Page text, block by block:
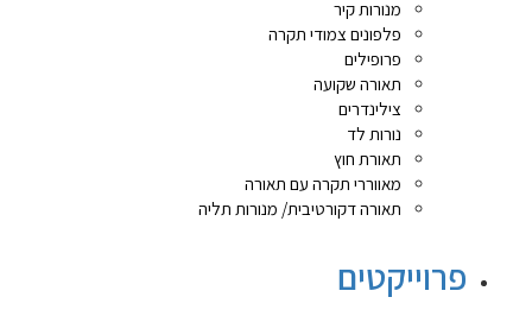
מנורות קיר
פלפונים צמודי תקרה
פרופילים
תאורה שקועה
צילינדרים
נורות לד
תאורת חוץ
מאווררי תקרה עם תאורה
תאורה דקורטיבית/ מנורות תליה
פרוייקטים